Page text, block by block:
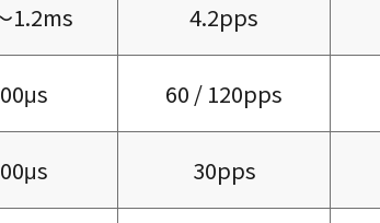
1.2ms 4.2pps
60 / 120pps
30pps